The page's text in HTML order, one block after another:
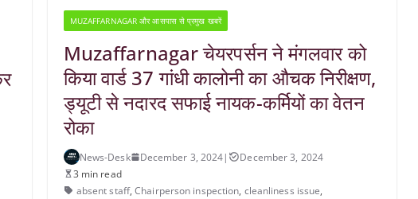
MUZAFFARNAGAR और आसपास से प्रमुख खबरें
Muzaffarnagar चेयरपर्सन ने मंगलवार को
किया वार्ड 37 गांधी कालोनी का औचक निरीक्षण,
ड्यूटी से नदारद सफाई नायक-कर्मियों का वेतन
रोका
News-Desk December 3, 2024|
December 3, 2024
3 min read
absent staff,Chairperson inspection, cleanliness issue,